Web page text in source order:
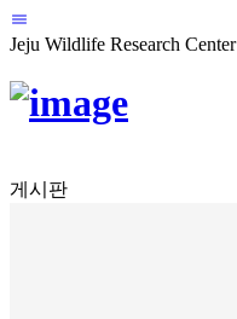
Jeju Wildlife Research Center
게시판